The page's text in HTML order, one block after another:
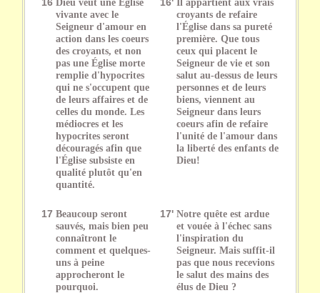
vivante avec le
Seigneur d'amour en
action dans les coeurs
des croyants, et non
pas une Église morte
remplie d'hypocrites
qui ne s'occupent que
de leurs affaires et de
celles du monde. Les
médiocres et les
hypocrites seront
découragés afin que
l'Église subsiste en
qualité plutôt qu'en
quantité.
croyants de refaire
l'Église dans sa pureté
première. Que tous
ceux qui placent le
Seigneur de vie et son
salut au-dessus de leurs
personnes et de leurs
biens, viennent au
Seigneur dans leurs
coeurs afin de refaire
l'unité de l'amour dans
la liberté des enfants de
Dieu!
17 Beaucoup seront
sauvés, mais bien peu
connaîtront le
comment et quelques-
uns à peine
approcheront le
pourquoi.
17' Notre quête est ardue
et vouée à l'échec sans
l'inspiration du
Seigneur. Mais suffit-il
pas que nous recevions
le salut des mains des
élus de Dieu ?